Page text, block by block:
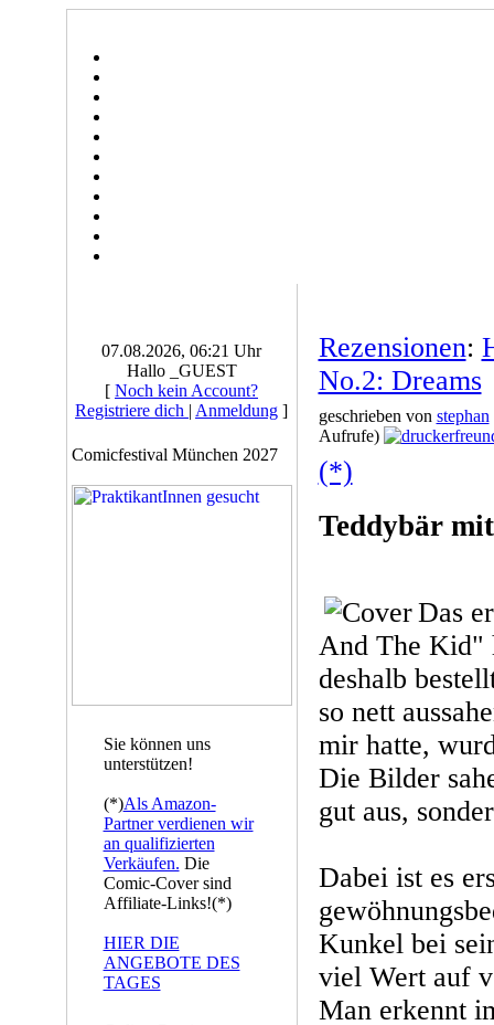
07.08.2026, 06:21 Uhr
Hallo _GUEST
[ Noch kein Account?
Registriere dich | Anmeldung ]
Comicfestival München 2027
Sie können uns
unterstützen!
(*)Als Amazon-
Partner verdienen wir
an qualifizierten
Verkäufen. Die
Comic-Cover sind
Affiliate-Links!(*)
HIER DIE
ANGEBOTE DES
TAGES
Rezensionen:
No.2: Dreams
geschrieben von stephan
Aufrufe)
(*)
Teddybär
Das
And The Kid"
deshalb
so nett
mir hatte,
Die Bilder
gut aus,
Dabei ist es
Kunkel bei
viel Wert auf
Man erkennt